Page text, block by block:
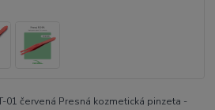
01 červená Presná kozmetická pinzeta -